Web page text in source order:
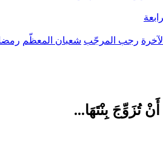
رجب المرجّب شعبان المعظّم